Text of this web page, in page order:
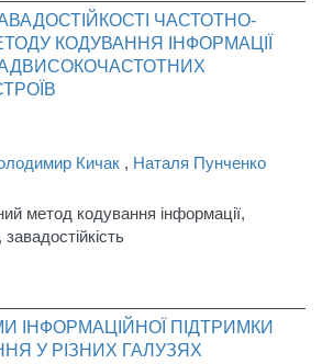
ЧАСТОТНО-
КОДУВАННЯ ІНФОРМАЦІЇ
Кичак , Наталя Пунченко
метод кодування інформації,
ІНФОРМАЦІЙНОЇ ПІДТРИМКИ
У РІЗНИХ ГАЛУЗЯХ